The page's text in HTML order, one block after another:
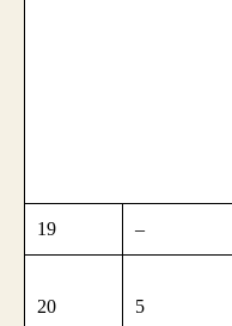
19 –
20 5